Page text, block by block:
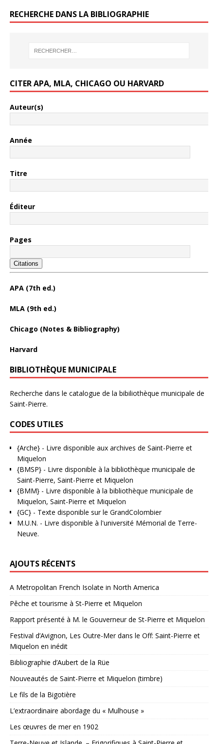
RECHERCHE DANS LA BIBLIOGRAPHIE
CITER APA, MLA, CHICAGO OU HARVARD
Auteur(s)
Année
Titre
Éditeur
Pages
Citations
APA (7th ed.)
MLA (9th ed.)
Chicago (Notes & Bibliography)
Harvard
BIBLIOTHÈQUE MUNICIPALE
Recherche dans le catalogue de la bibiliothèque municipale de
Saint-Pierre.
CODES UTILES
{Arche} - Livre disponible aux archives de Saint-Pierre et
Miquelon
{BMSP} - Livre disponible à la bibliothèque municipale de
Saint-Pierre, Saint-Pierre et Miquelon
{BMM} - Livre disponible à la bibliothèque municipale de
Miquelon, Saint-Pierre et Miquelon
{GC} - Texte disponible sur le GrandColombier
M.U.N. - Livre disponible à l'université Mémorial de Terre-
Neuve.
AJOUTS RÉCENTS
A Metropolitan French Isolate in North America
Pêche et tourisme à St-Pierre et Miquelon
Rapport présenté à M. le Gouverneur de St-Pierre et Miquelon
Festival d’Avignon, Les Outre-Mer dans le Off: Saint-Pierre et
Miquelon en inédit
Bibliographie d’Aubert de la Rüe
Nouveautés de Saint-Pierre et Miquelon (timbre)
Le fils de la Bigotière
L’extraordinaire abordage du « Mulhouse »
Les œuvres de mer en 1902